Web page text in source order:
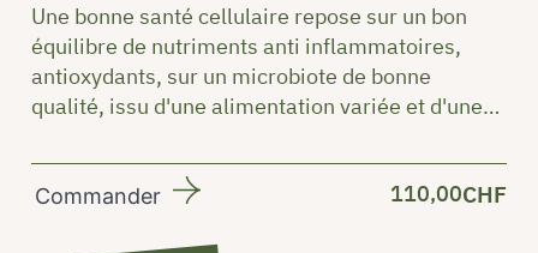
Une bonne santé cellulaire repose sur un bon
équilibre de nutriments anti inflammatoires,
antioxydants, sur un microbiote de bonne
qualité, issu d'une alimentation variée et d'une
Commander 110,00CHF